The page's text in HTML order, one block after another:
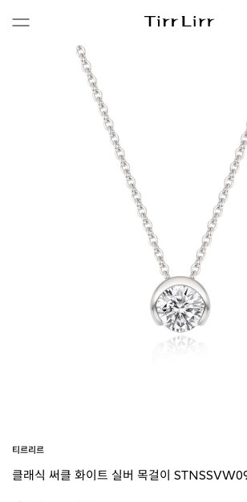
티르리르
클래식 써클 화이트 실버 목걸이